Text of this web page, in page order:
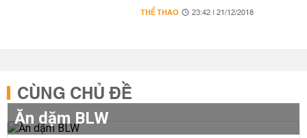
THỂ THAO 23:42 | 21/12/2018
CÙNG CHỦ ĐỀ
Ăn dặm BLW